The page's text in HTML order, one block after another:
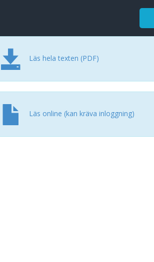
Logga in
Läs hela texten (PDF)
Läs online (kan kräva inloggning)